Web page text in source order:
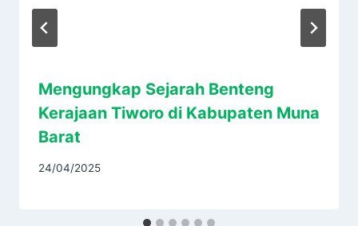
Mengungkap Sejarah Benteng
Kerajaan Tiworo di Kabupaten Muna
Barat
24/04/2025